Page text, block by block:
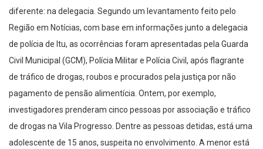
diferente: na delegacia. Segundo um levantamento feito pelo
Região em Notícias, com base em informações junto a delegacia
de polícia de Itu, as ocorrências foram apresentadas pela Guarda
Civil Municipal (GCM), Polícia Militar e Polícia Civil, após flagrante
de tráfico de drogas, roubos e procurados pela justiça por não
pagamento de pensão alimentícia. Ontem, por exemplo,
investigadores prenderam cinco pessoas por associação e tráfico
de drogas na Vila Progresso. Dentre as pessoas detidas, está uma
adolescente de 15 anos, suspeita no envolvimento. A menor está